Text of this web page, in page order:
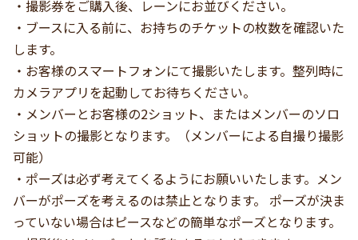
・撮影券をご購入後、レーンにお並びください。
・ブースに入る前に、お持ちのチケットの枚数を確認いた
します。
・お客様のスマートフォンにて撮影いたします。整列時に
カメラアプリを起動してお待ちください。
・メンバーとお客様の2ショット、またはメンバーのソロ
ショットの撮影となります。（メンバーによる自撮り撮影
可能）
・ポーズは必ず考えてくるようにお願いいたします。メン
バーがポーズを考えるのは禁止となります。 ポーズが決ま
っていない場合はピースなどの簡単なポーズとなります。